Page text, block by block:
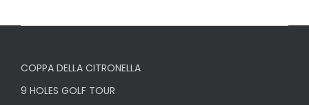
COPPA DELLA CITRONELLA
9 HOLES GOLF TOUR